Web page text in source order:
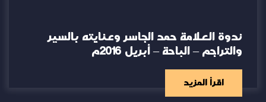
ندوة العلامة حمد الجاسر وعنايته بالسير
والتراجم – الباحة – أبريل 2016م
اقرأ المزيد